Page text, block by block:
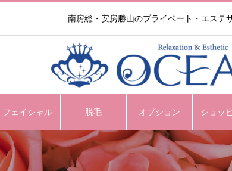
南房総・安房勝山のプライベート・エステ
フェイシャル 脱毛 オプション ショッ